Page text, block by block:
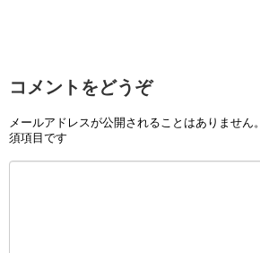
コメントをどうぞ
メールアドレスが公開されることはありません。
須項目です